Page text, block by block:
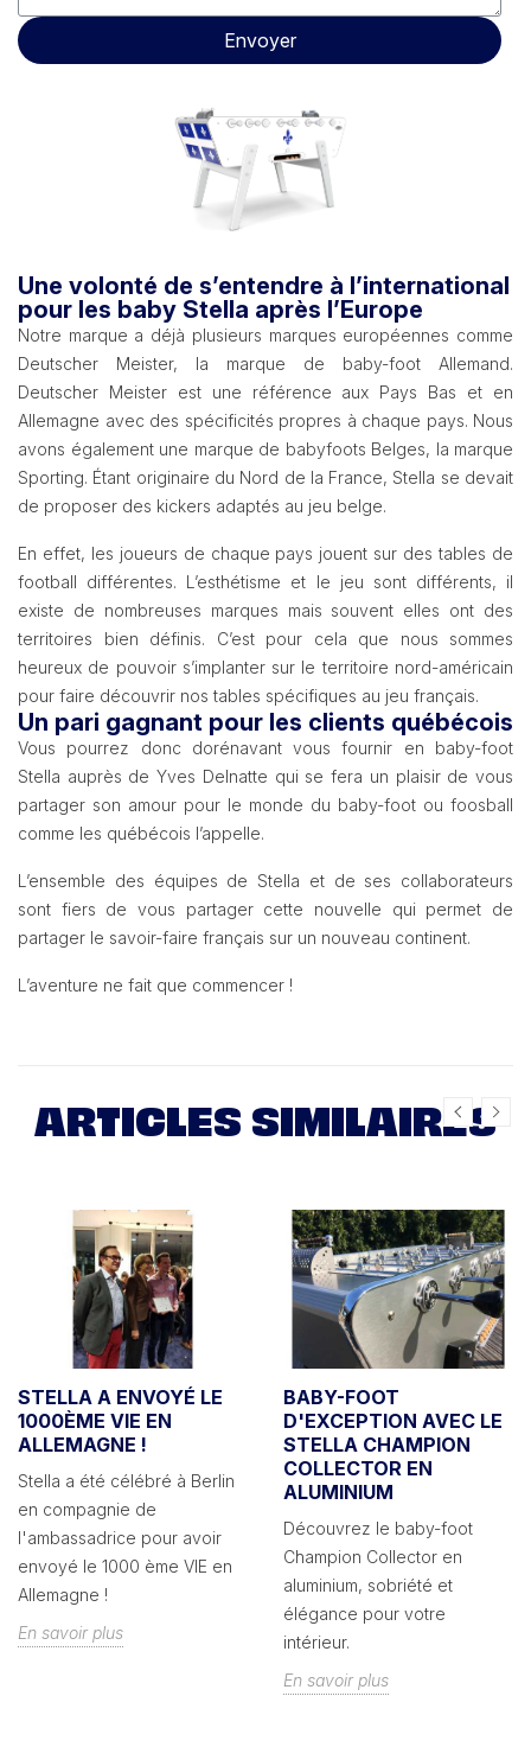
Envoyer
Une volonté de s’entendre à l’international
pour les baby Stella après l’Europe
Notre marque a déjà plusieurs marques européennes comme
Deutscher Meister, la marque de baby-foot Allemand.
Deutscher Meister est une référence aux Pays Bas et en
Allemagne avec des spécificités propres à chaque pays. Nous
avons également une marque de babyfoots Belges, la marque
Sporting. Étant originaire du Nord de la France, Stella se devait
de proposer des kickers adaptés au jeu belge.
En effet, les joueurs de chaque pays jouent sur des tables de
football différentes. L’esthétisme et le jeu sont différents, il
existe de nombreuses marques mais souvent elles ont des
territoires bien définis. C’est pour cela que nous sommes
heureux de pouvoir s’implanter sur le territoire nord-américain
pour faire découvrir nos tables spécifiques au jeu français.
Un pari gagnant pour les clients québécois
Vous pourrez donc dorénavant vous fournir en baby-foot
Stella auprès de Yves Delnatte qui se fera un plaisir de vous
partager son amour pour le monde du baby-foot ou foosball
comme les québécois l’appelle.
L’ensemble des équipes de Stella et de ses collaborateurs
sont fiers de vous partager cette nouvelle qui permet de
partager le savoir-faire français sur un nouveau continent.
L’aventure ne fait que commencer !
ARTICLES SIMILAIRES
STELLA A ENVOYÉ LE
1000ÈME VIE EN
ALLEMAGNE !
Stella a été célébré à Berlin
en compagnie de
l'ambassadrice pour avoir
envoyé le 1000 ème VIE en
Allemagne !
En savoir plus
BABY-FOOT
D'EXCEPTION AVEC LE
STELLA CHAMPION
COLLECTOR EN
ALUMINIUM
Découvrez le baby-foot
Champion Collector en
aluminium, sobriété et
élégance pour votre
intérieur.
En savoir plus